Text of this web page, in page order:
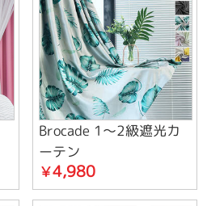
Brocade 1～2級遮光カ
ーテン
￥4,980